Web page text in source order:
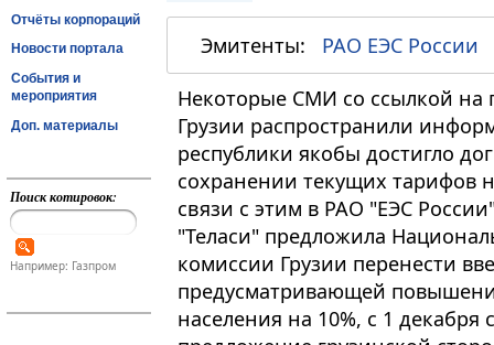
Отчёты корпораций
Новости портала
События и
мероприятия
Доп. материалы
Поиск котировок:
Например: Газпром
Эмитенты: РАО ЕЭС России
Некоторые СМИ со ссылкой на
Грузии распространили
республики якобы достигло
сохранении текущих тарифов
связи с этим в РАО "ЕЭС
"Теласи" предложила
комиссии Грузии перенести
предусматривающей
населения на 10%, с 1 декабря